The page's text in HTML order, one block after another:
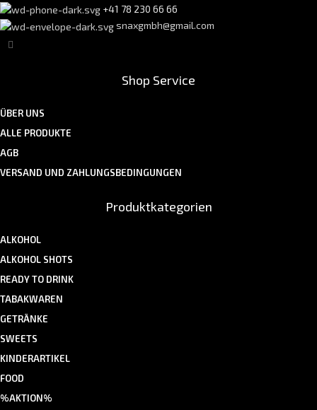
+41 78 230 66 66
snaxgmbh@gmail.com
Shop Service
ÜBER UNS
ALLE PRODUKTE
AGB
VERSAND UND ZAHLUNGSBEDINGUNGEN
Produktkategorien
ALKOHOL
ALKOHOL SHOTS
READY TO DRINK
TABAKWAREN
GETRÄNKE
SWEETS
KINDERARTIKEL
FOOD
%AKTION%